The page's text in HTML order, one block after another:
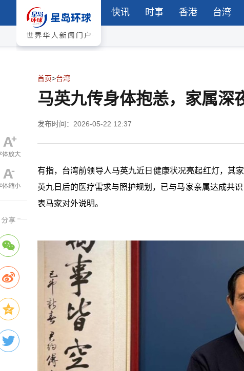
快讯 时事 香港 台湾
首页>台湾
马英九传身体抱恙，家属深
发布时间：2026-05-22 12:37
有指，台湾前领导人马英九近日健康状况亮起红灯，其
英九日后的医疗需求与照护规划，已与马家亲属达成共
表马家对外说明。